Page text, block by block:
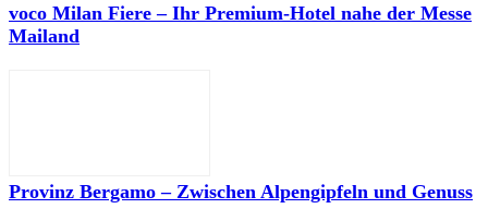
voco Milan Fiere – Ihr Premium-Hotel nahe der Messe
Mailand
Provinz Bergamo – Zwischen Alpengipfeln und Genuss